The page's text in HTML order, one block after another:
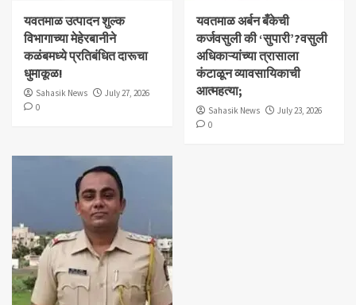
यवतमाळ उत्पादन शुल्क
विभागाच्या मेहेरबानीने
कळंबमध्ये प्रतिबंधित दारूचा
धुमाकूळ!
Sahasik News
July 27, 2026
0
​यवतमाळ अर्बन बँकेची
कर्जवसुली की ‘सुपारी’?वसुली
अधिकाऱ्यांच्या त्रासाला
कंटाळून व्यावसायिकाची
आत्महत्या;
Sahasik News
July 23, 2026
0